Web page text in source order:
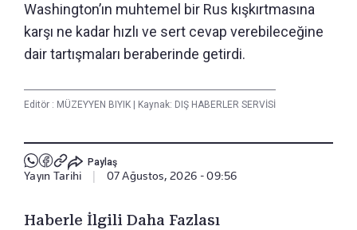
Washington’ın muhtemel bir Rus kışkırtmasına
karşı ne kadar hızlı ve sert cevap verebileceğine
dair tartışmaları beraberinde getirdi.
Editör : MÜZEYYEN BIYIK Kaynak: DIŞ HABERLER SERVİSİ
Paylaş
Yayın Tarihi 07 Ağustos, 2026 - 09:56
Haberle İlgili Daha Fazlası